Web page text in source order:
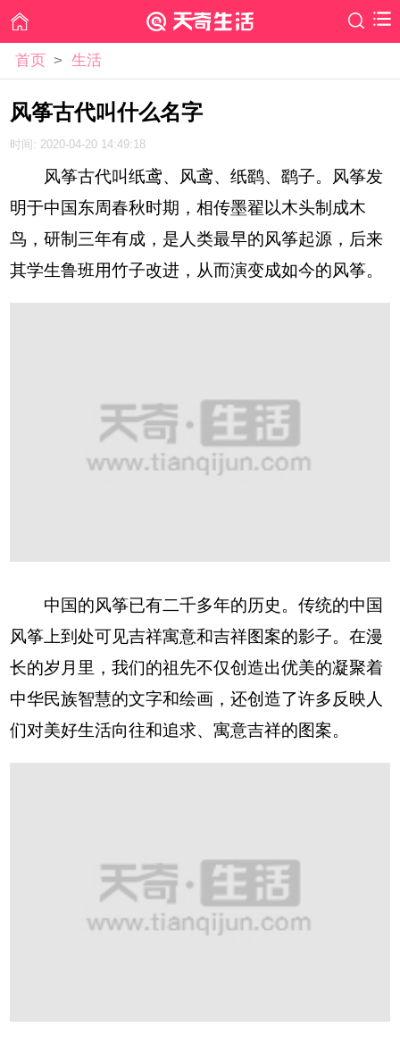
首页 > 生活
风筝古代叫什么名字
时间: 2020-04-20 14:49:18
风筝古代叫纸鸢、风鸢、纸鹞、鹞子。风筝发
明于中国东周春秋时期，相传墨翟以木头制成木
鸟，研制三年有成，是人类最早的风筝起源，后来
其学生鲁班用竹子改进，从而演变成如今的风筝。
中国的风筝已有二千多年的历史。传统的中国
风筝上到处可见吉祥寓意和吉祥图案的影子。在漫
长的岁月里，我们的祖先不仅创造出优美的凝聚着
中华民族智慧的文字和绘画，还创造了许多反映人
们对美好生活向往和追求、寓意吉祥的图案。